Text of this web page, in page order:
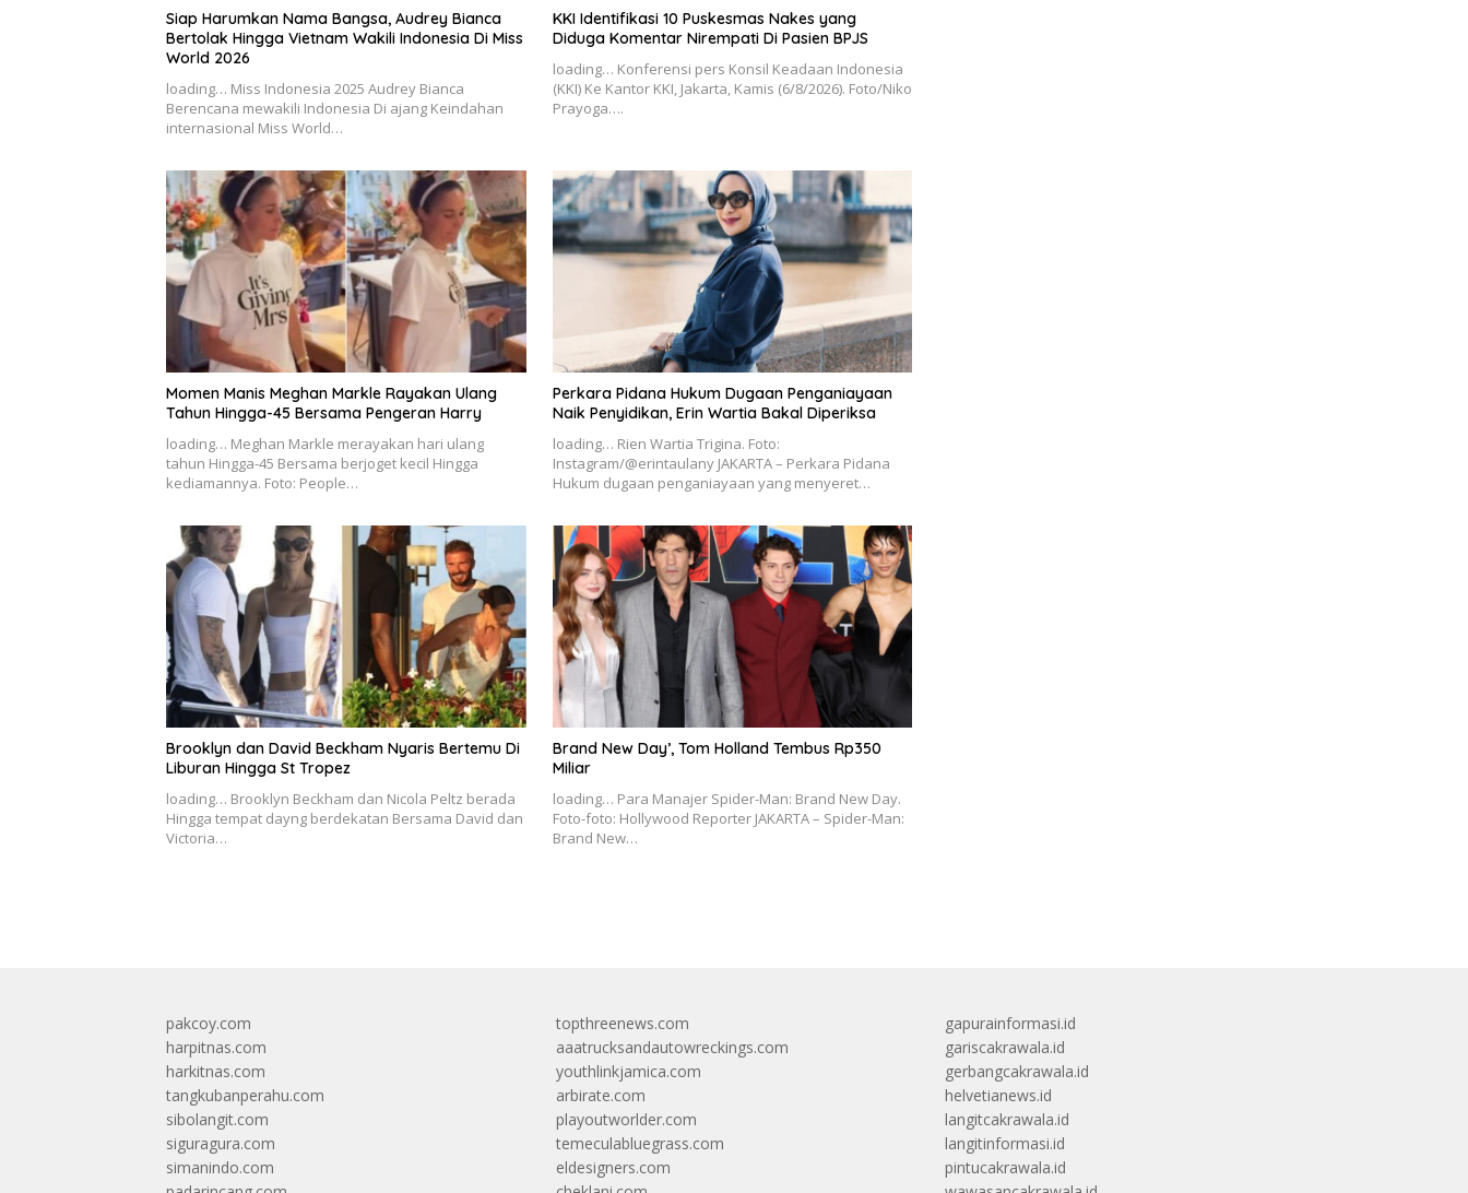
Siap Harumkan Nama Bangsa, Audrey Bianca
Bertolak Hingga Vietnam Wakili Indonesia Di Miss
World 2026
loading… Miss Indonesia 2025 Audrey Bianca
Berencana mewakili Indonesia Di ajang Keindahan
internasional Miss World…
KKI Identifikasi 10 Puskesmas Nakes yang
Diduga Komentar Nirempati Di Pasien BPJS
loading… Konferensi pers Konsil Keadaan Indonesia
(KKI) Ke Kantor KKI, Jakarta, Kamis (6/8/2026). Foto/Niko
Prayoga….
Momen Manis Meghan Markle Rayakan Ulang
Tahun Hingga-45 Bersama Pengeran Harry
loading… Meghan Markle merayakan hari ulang
tahun Hingga-45 Bersama berjoget kecil Hingga
kediamannya. Foto: People…
Perkara Pidana Hukum Dugaan Penganiayaan
Naik Penyidikan, Erin Wartia Bakal Diperiksa
loading… Rien Wartia Trigina. Foto:
Instagram/@erintaulany JAKARTA – Perkara Pidana
Hukum dugaan penganiayaan yang menyeret…
Brooklyn dan David Beckham Nyaris Bertemu Di
Liburan Hingga St Tropez
loading… Brooklyn Beckham dan Nicola Peltz berada
Hingga tempat dayng berdekatan Bersama David dan
Victoria…
Brand New Day’, Tom Holland Tembus Rp350
Miliar
loading… Para Manajer Spider-Man: Brand New Day.
Foto-foto: Hollywood Reporter JAKARTA – Spider-Man:
Brand New…
pakcoy.com
harpitnas.com
harkitnas.com
tangkubanperahu.com
sibolangit.com
siguragura.com
simanindo.com
topthreenews.com
aaatrucksandautowreckings.com
youthlinkjamica.com
arbirate.com
playoutworlder.com
temeculabluegrass.com
eldesigners.com
gapurainformasi.id
gariscakrawala.id
gerbangcakrawala.id
helvetianews.id
langitcakrawala.id
langitinformasi.id
pintucakrawala.id